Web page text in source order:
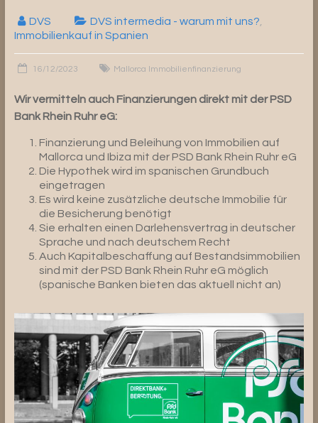
DVS DVS intermedia - warum mit uns?
Immobilienkauf in Spanien
16/12/2023 Mallorca Immobilienfinanzierung
Wir vermitteln auch Finanzierungen direkt mit der PSD
Bank Rhein Ruhr eG:
Finanzierung und Beleihung von Immobilien auf
Mallorca und Ibiza mit der PSD Bank Rhein Ruhr eG
Die Hypothek wird im spanischen Grundbuch
eingetragen
Es wird keine zusätzliche deutsche Immobilie für
die Besicherung benötigt
Sie erhalten einen Darlehensvertrag in deutscher
Sprache und nach deutschem Recht
Auch Kapitalbeschaffung auf Bestandsimmobilien
sind mit der PSD Bank Rhein Ruhr eG möglich
(spanische Banken bieten das aktuell nicht an)